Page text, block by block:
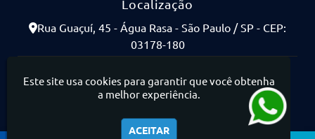
Localização
Rua Guaçuí, 45 - Água Rasa - São Paulo / SP - CEP:
03178-180
Este site usa cookies para garantir que você obtenha
a melhor experiência.
ACEITAR